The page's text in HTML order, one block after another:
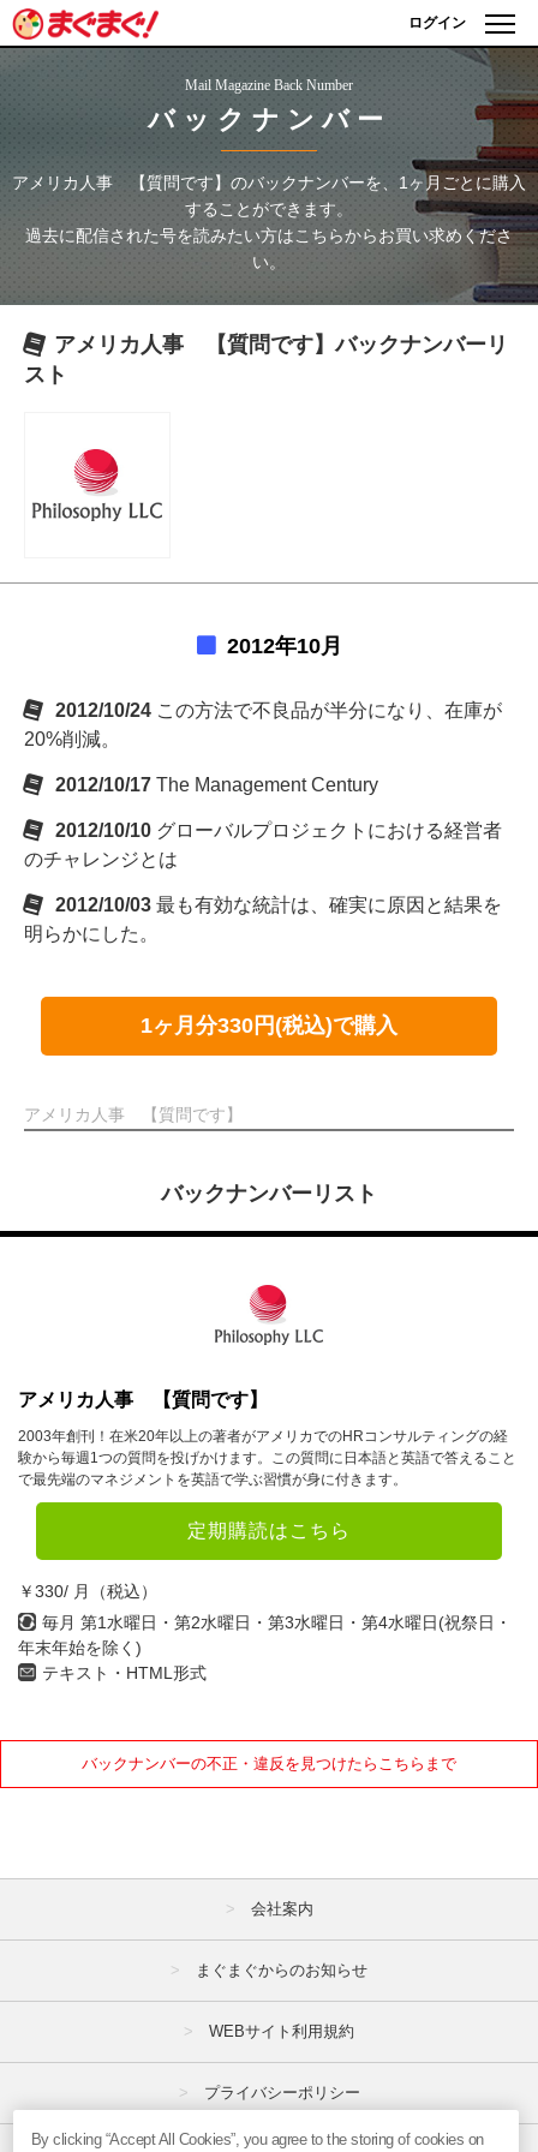
ログイン
Mail Magazine Back Number
バックナンバー
アメリカ人事 【質問です】 のバックナンバーを、1ヶ月ごとに購入
することができます。
過去に配信された号を読みたい方はこちらからお買い求めくださ
い。
アメリカ人事 【質問です】バックナンバーリ
スト
2012年10月
2012/10/24 この方法で不良品が半分になり、在庫が
20%削減。
2012/10/17 The Management Century
2012/10/10 グローバルプロジェクトにおける経営者
のチャレンジとは
2012/10/03 最も有効な統計は、確実に原因と結果を
明らかにした。
1ヶ月分330円(税込)で購入
アメリカ人事 【質問です】
バックナンバーリスト
アメリカ人事 【質問です】
2003年創刊！在米20年以上の著者がアメリカでのHRコンサルティングの経
験から毎週1つの質問を投げかけます。この質問に日本語と英語で答えること
で最先端のマネジメントを英語で学ぶ習慣が身に付きます。
定期購読はこちら
￥330/ 月（税込）
毎月 第1水曜日・第2水曜日・第3水曜日・第4水曜日(祝祭日・
年末年始を除く)
テキスト・HTML形式
バックナンバーの不正・違反を見つけたらこちらまで
会社案内
まぐまぐからのお知らせ
WEBサイト利用規約
プライバシーポリシー
By clicking “Accept All Cookies”, you agree to the storing of cookies on